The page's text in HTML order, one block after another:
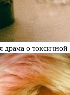
о токсичной